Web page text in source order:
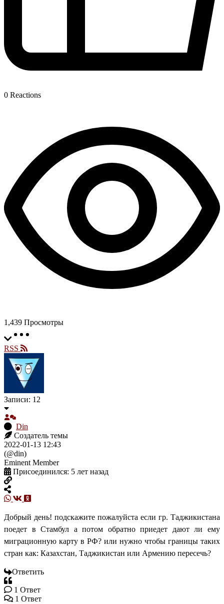
0 Reactions
1,439 Просмотры
RSS
Записи: 12
Din
Создатель темы
2022-01-13 12:43
(@din)
Eminent Member
Присоединился: 5 лет назад
Добрый день! подскажите пожалуйста если гр. Таджикистана
поедет в Стамбул а потом обратно приедет дают ли ему
миграционную карту в РФ? или нужно чтобы границы таких
стран как: Казахстан, Таджикистан или Армению пересечь?
Ответить
1 Ответ
1 Ответ